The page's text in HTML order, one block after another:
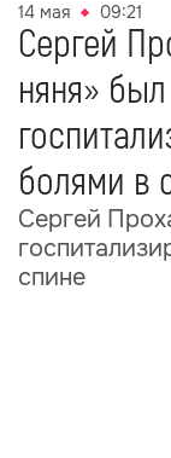
14 мая 09:21
Сергей
няня»
болями в
Сергей
спине